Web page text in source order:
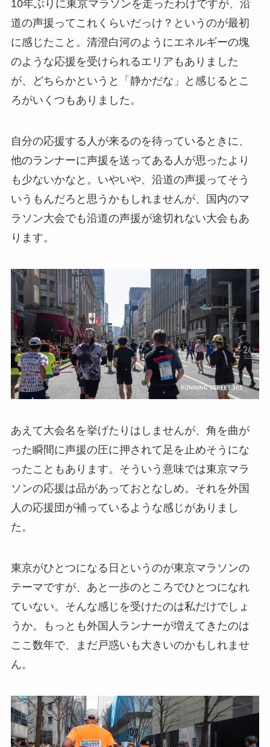
10年ぶりに東京マラソンを走ったわけですが、沿
道の声援ってこれくらいだっけ？というのが最初
に感じたこと。清澄白河のようにエネルギーの塊
のような応援を受けられるエリアもありました
が、どちらかというと「静かだな」と感じるとこ
ろがいくつもありました。
自分の応援する人が来るのを待っているときに、
他のランナーに声援を送ってある人が思ったより
も少ないかなと。いやいや、沿道の声援ってそう
いうもんだろと思うかもしれませんが、国内のマ
ラソン大会でも沿道の声援が途切れない大会もあ
ります。
あえて大会名を挙げたりはしませんが、角を曲が
った瞬間に声援の圧に押されて足を止めそうにな
ったこともあります。そういう意味では東京マラ
ソンの応援は品があっておとなしめ。それを外国
人の応援団が補っているような感じがありまし
た。
東京がひとつになる日というのが東京マラソンの
テーマですが、あと一歩のところでひとつになれ
ていない。そんな感じを受けたのは私だけでしょ
うか。もっとも外国人ランナーが増えてきたのは
ここ数年で、まだ戸惑いも大きいのかもしれませ
ん。